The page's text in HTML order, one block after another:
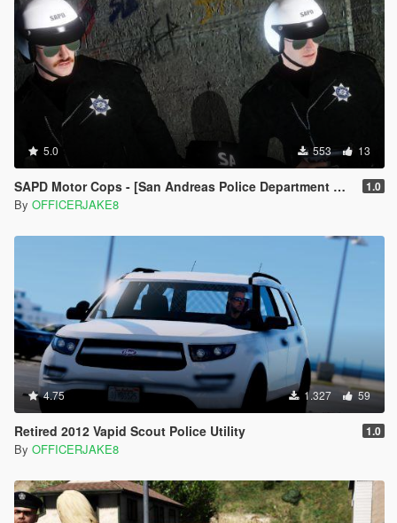
5.0 553 13
SAPD Motor Cops - [San Andreas Police Department Restoration Project] 1.0
By OFFICERJAKE8
4.75 1.327 59
Retired 2012 Vapid Scout Police Utility 1.0
By OFFICERJAKE8